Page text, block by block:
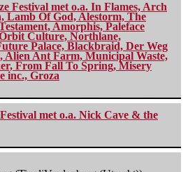
Festival met o.a. In Flames, Arch
Lamb Of God, Alestorm, The
Amorphis, Paleface
Orbit Culture, Northlane,
Palace, Blackbraid, Der Weg
Alien Ant Farm, Municipal Waste,
From Fall To Spring, Misery
inc., Groza
met o.a. Nick Cave & the